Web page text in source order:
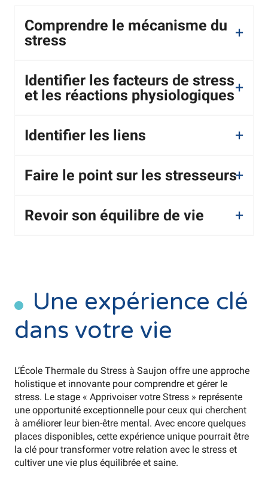
Comprendre le mécanisme du
stress
Identifier les facteurs de stress
et les réactions physiologiques
Identifier les liens
Faire le point sur les stresseurs
Revoir son équilibre de vie
Une expérience clé
dans votre vie
L’École Thermale du Stress à Saujon offre une approche
holistique et innovante pour comprendre et gérer le
stress. Le stage « Apprivoiser votre Stress » représente
une opportunité exceptionnelle pour ceux qui cherchent
à améliorer leur bien-être mental. Avec encore quelques
places disponibles, cette expérience unique pourrait être
la clé pour transformer votre relation avec le stress et
cultiver une vie plus équilibrée et saine.